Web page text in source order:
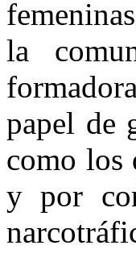
la
papel de
como los
y por